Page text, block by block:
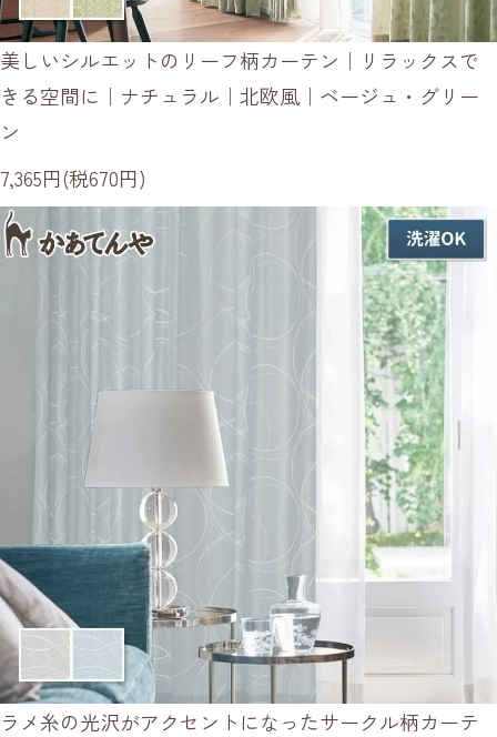
美しいシルエットのリーフ柄カーテン｜リラックスで
きる空間に｜ナチュラル｜北欧風｜ベージュ・グリー
ン
7,365円(税670円)
ラメ糸の光沢がアクセントになったサークル柄カーテ